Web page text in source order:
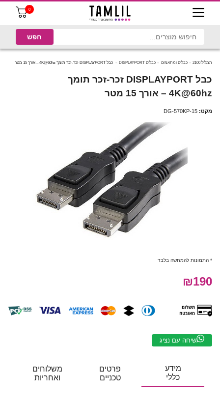
0
תמליל 2100 כבלים ומתאמים כבלים DISPLAYPORT כבל DISPLAYPORT זכר-זכר תומך 4K@60hz – אורך 15 מטר
כבל DISPLAYPORT זכר-זכר תומך
4K@60hz – אורך 15 מטר
מקט: DG-570KP-15
* התמונות להמחשה בלבד
₪190
שיחה עם נציג
מידע
כללי
פרטים
טכניים
משלוחים
ואחריות